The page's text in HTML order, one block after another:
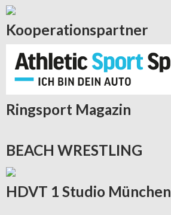
Kooperationspartner
Ringsport Magazin
BEACH WRESTLING
HDVT 1 Studio München